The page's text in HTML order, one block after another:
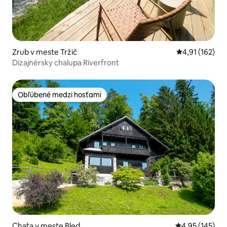
Zrub v meste Tržič Priemerné
4,91 (162)
Dizajnérsky chalupa Riverfront
Obľúbené medzi hosťami
Obľúbené medzi hosťami